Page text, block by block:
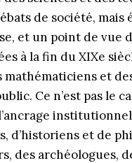
de société,
et un point de
à la fin du XIXe
mathématiciens et
Ce n’est pas le
et de
des archéologues,